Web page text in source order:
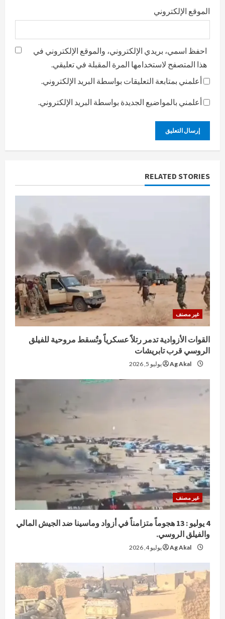
الموقع الإلكتروني
احفظ اسمي، بريدي الإلكتروني، والموقع الإلكتروني في
هذا المتصفح لاستخدامها المرة المقبلة في تعليقي.
أعلمني بمتابعة التعليقات بواسطة البريد الإلكتروني.
أعلمني بالمواضيع الجديدة بواسطة البريد الإلكتروني.
RELATED STORIES
غير مصنف
القوات الأزوادية تدمر رتلاً عسكرياً وتُسقط مروحية للفيلق
الروسي قرب تابريشات
Ag Akal يوليو 5, 2026
غير مصنف
4 يوليو : 13 هجوماً متزامناً في أزواد وماسينا ضد الجيش المالي
والفيلق الروسي.
Ag Akal يوليو 4, 2026